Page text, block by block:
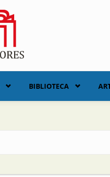
BIBLIOTECA